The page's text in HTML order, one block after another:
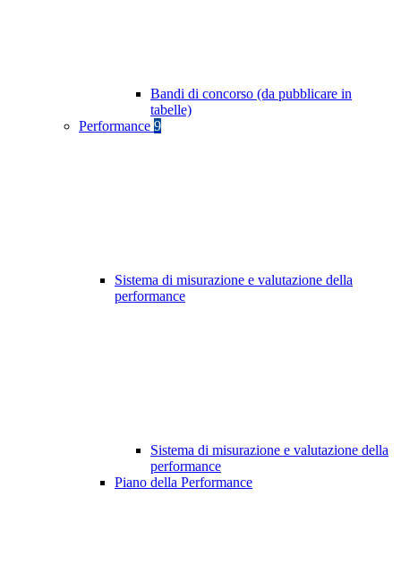
Bandi di concorso (da pubblicare in
tabelle)
Performance 9
Sistema di misurazione e valutazione della
performance
Sistema di misurazione e valutazione della
performance
Piano della Performance